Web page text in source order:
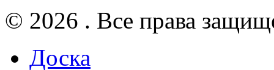
© 2026 . Все права
Доска